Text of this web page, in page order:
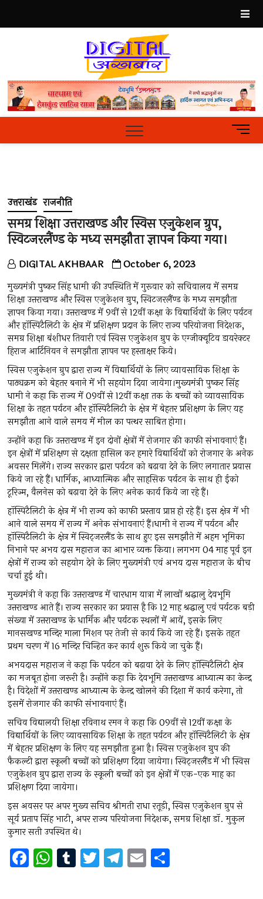
content
Hindi
News
PortalM
e
उत्तराखंड राजनीति
समग्र शिक्षा उत्तराखण्ड और स्विस एजुकेशन ग्रुप,
स्विटजरलैंण्ड के मध्य समझौता ज्ञापन किया गया।
DIGITAL AKHBAAR October 6, 2023
मुख्यमंत्री पुष्कर सिंह धामी की उपस्थिति में गुरूवार को सचिवालय में समग्र
शिक्षा उत्तराखण्ड और स्विस एजुकेशन ग्रुप, स्विटजरलैंण्ड के मध्य समझौता
ज्ञापन किया गया। उत्तराखण्ड में 9वीं से 12वीं कक्षा के विद्यार्थियों के लिए पर्यटन
और हॉस्पिटैलिटी के क्षेत्र में प्रशिक्षण प्रदान के लिए राज्य परियोजना निदेशक,
समग्र शिक्षा बंशीधर तिवारी एवं स्विस एजुकेशन ग्रुप के एग्जीक्यूटिव डायरेक्टर
हिराज आर्टिनियन ने समझौता ज्ञापन पर हस्ताक्षर किये।
स्विस एजुकेशन ग्रुप द्वारा राज्य में विद्यार्थियों के लिए व्यावसायिक शिक्षा के
पाठ्यक्रम को बेहतर बनाने में भी सहयोग दिया जायेगा।मुख्यमंत्री पुष्कर सिंह
धामी ने कहा कि राज्य में 09वीं से 12वीं कक्षा तक के बच्चों को व्यावसायिक
शिक्षा के तहत पर्यटन और हॉस्पिटैलिटी के क्षेत्र में बेहतर प्रशिक्षण के लिए यह
समझौता आने वाले समय में मील का पत्थर साबित होगा।
उन्होंने कहा कि उत्तराखण्ड में इन दोनों क्षेत्रों में रोजगार की काफी संभावनाएं हैं।
इन क्षेत्रों में प्रशिक्षण से दक्षता हासिल कर हमारे विद्यार्थियों को रोजगार के अनेक
अवसर मिलेंगे। राज्य सरकार द्वारा पर्यटन को बढ़ावा देने के लिए लगातार प्रयास
किये जा रहे हैं। धार्मिक, आध्यात्मिक और साहसिक पर्यटन के साथ ही ईको
टूरिज्म, वैलनेस को बढ़ावा देने के लिए अनेक कार्य किये जा रहे हैं।
हॉस्पिटैलिटी के क्षेत्र में भी राज्य को काफी प्रस्ताव प्राप्त हो रहे हैं। इस क्षेत्र में भी
आने वाले समय में राज्य में अनेक संभावनाएं हैं।धामी ने राज्य में पर्यटन और
हॉस्पिटैलिटी के क्षेत्र में स्विट्जरलैंड के साथ हुए इस समझौते में अहम भूमिका
निभाने पर अभय दास महाराज का आभार व्यक्त किया। लगभग 04 माह पूर्व इन
क्षेत्रों में राज्य को सहयोग देने के लिए मुख्यमंत्री एवं अभय दास महाराज के बीच
चर्चा हुई थी।
मुख्यमंत्री ने कहा कि उत्तराखण्ड में चारधाम यात्रा में लाखों श्रद्धालु देवभूमि
उत्तराखण्ड आते हैं। राज्य सरकार का प्रयास है कि 12 माह श्रद्धालु एवं पर्यटक बड़ी
संख्या में उत्तराखण्ड के धार्मिक और पर्यटक स्थलों में आयें, इसके लिए
मानसखण्ड मन्दिर माला मिशन पर तेजी से कार्य किये जा रहे हैं। इसके तहत
प्रथम चरण में 16 मन्दिर चिन्हित कर कार्य शुरू किये जा चुके हैं।
अभयदास महाराज ने कहा कि पर्यटन को बढ़ावा देने के लिए हॉस्पिटैलिटी क्षेत्र
का मजबूत होना जरूरी है। उन्होंने कहा कि देवभूमि उत्तराखण्ड आध्यात्म का केन्द्र
है। विदेशों में उत्तराखण्ड आध्यात्म के केन्द्र खोलने की दिशा में कार्य करेगा, तो
इसमें रोजगार की काफी संभावनाएं हैं।
सचिव विद्यालयी शिक्षा रविनाथ रमन ने कहा कि 09वीं से 12वीं कक्षा के
विद्यार्थियों के लिए व्यावसायिक शिक्षा के तहत पर्यटन और हॉस्पिटैलिटी के क्षेत्र
में बेहतर प्रशिक्षण के लिए यह समझौता हुआ है। स्विस एजुकेशन ग्रुप की
फैकल्टी द्वारा स्कूली बच्चों को प्रशिक्षण दिया जायेगा। स्विट्जरलैंड में भी स्विस
एजुकेशन ग्रुप द्वारा राज्य के स्कूली बच्चों को इन क्षेत्रों में एक-एक माह का
प्रशिक्षण दिया जायेगा।
इस अवसर पर अपर मुख्य सचिव श्रीमती राधा रतूड़ी, स्विस एजुकेशन ग्रुप से
सूर्य प्रताप सिंह भाटी, अपर राज्य परियोजना निदेशक, समग्र शिक्षा डॉ. मुकुल
कुमार सती उपस्थित थे।
F
a
W
h
T
u
T
wi
T
el
E
m